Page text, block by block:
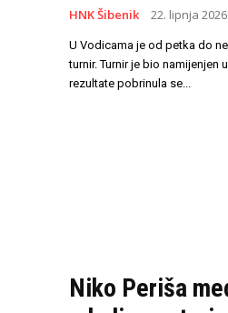
HNK Šibenik 22. lipnja 2026.
U Vodicama je od petka do
turnir. Turnir je bio namijenjen
rezultate pobrinula se...
Niko Periša